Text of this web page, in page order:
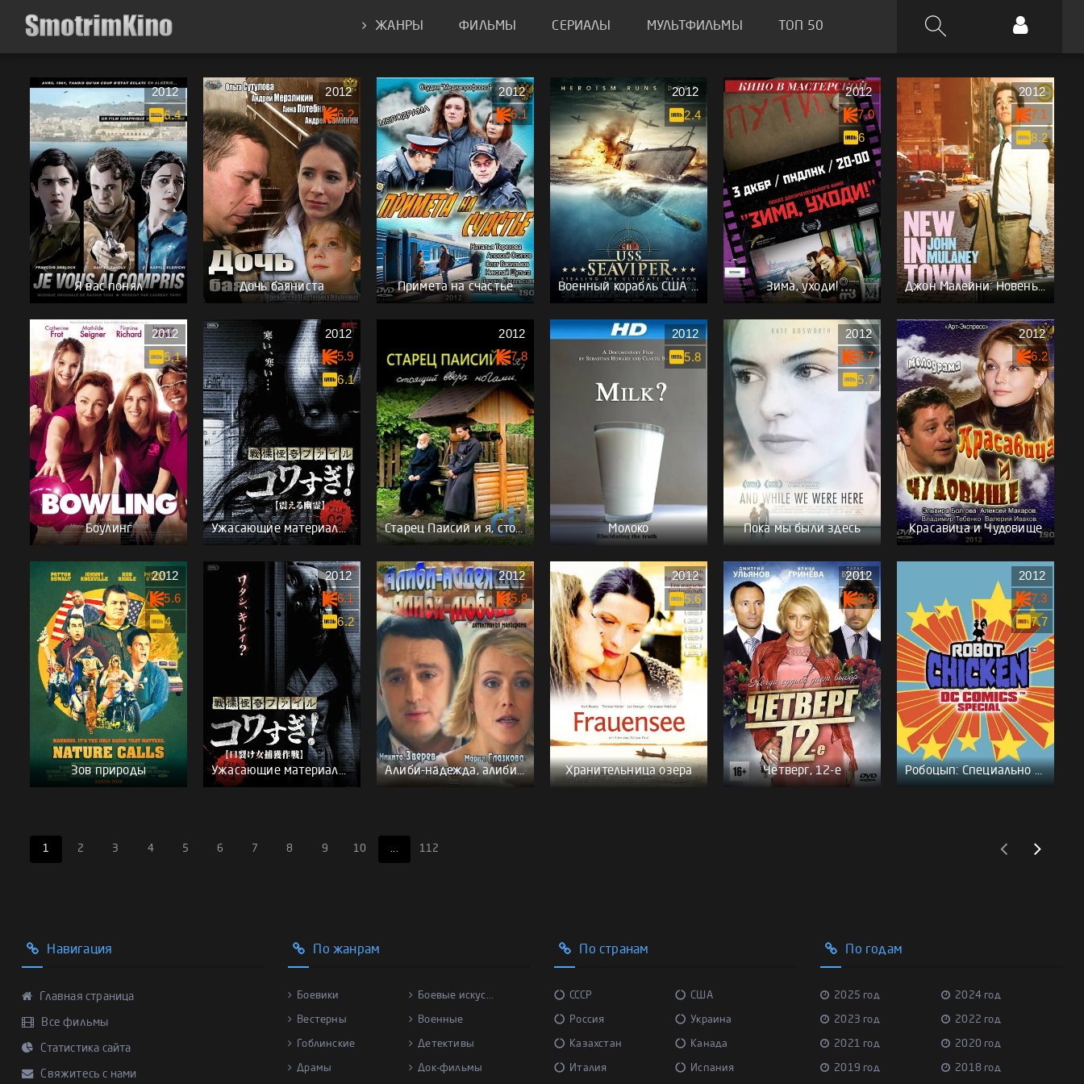
ЖАНРЫ ФИЛЬМЫ СЕРИАЛЫ МУЛЬТФИЛЬМЫ ТОП 50
Я вас понял
2012
6.4
Дочь баяниста
2012
6.2
Примета на счастье
2012
6.1
Военный корабль США – Морская гадюка
2012
2.4
Зима, уходи!
2012
7.0
6
Джон Малейни: Новенький в городе
2012
7.1
8.2
Боулинг
2012
5.1
Ужасающие материалы, файл 2: Дрожащий призрак
2012
5.9
6.1
Старец Паисий и я, стоящий вверх ногами
2012
7.8
Молоко
2012
5.8
Пока мы были здесь
2012
6.7
5.7
Красавица и Чудовище
2012
6.2
Зов природы
2012
5.6
4
Ужасающие материалы, файл 1: Операция по поимке женщины с разрезанным ртом
2012
6.1
6.2
Алиби-надежда, алиби-любовь
2012
5.8
Хранительница озера
2012
5.6
Четверг, 12-е
2012
6.3
Робоцып: Специально для DC Comics
2012
7.3
7.7
1 2 3 4 5 6 7 8 9 10 ... 112
Навигация
Главная страница
Все фильмы
Статистика сайта
Свяжитесь с нами
По жанрам
Боевики Боевые искус...
Вестерны Военные
Гоблинские Детективы
Драмы Док-фильмы
По странам
СССР США
Россия Украина
Казахстан Канада
Италия Испания
По годам
2025 год 2024 год
2023 год 2022 год
2021 год 2020 год
2019 год 2018 год